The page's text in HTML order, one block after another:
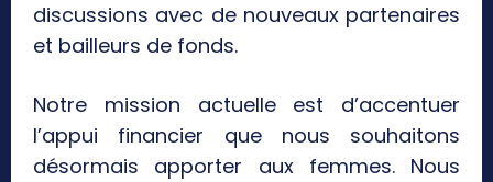
discussions avec de nouveaux partenaires
et bailleurs de fonds.
Notre mission actuelle est d’accentuer
l’appui financier que nous souhaitons
désormais apporter aux femmes. Nous